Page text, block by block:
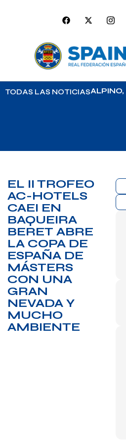
TODAS LAS NOTICIASALPINO,
EL II TROFEO
AC-HOTELS
CAEI EN
BAQUEIRA
BERET ABRE
LA COPA DE
ESPAÑA DE
MÁSTERS
CON UNA
GRAN
NEVADA Y
MUCHO
AMBIENTE